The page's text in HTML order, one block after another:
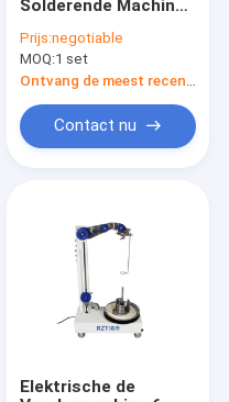
Solderende Machine,
Plooiende Machine
Prijs:negotiable
MOQ:1 set
Contact nu
Elektrische de